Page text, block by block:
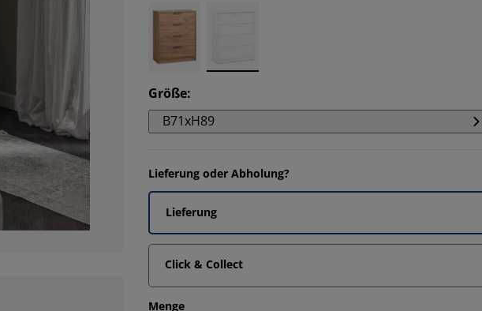
Größe:
B71xH89
Lieferung oder Abholung?
Lieferung
Click & Collect
Menge